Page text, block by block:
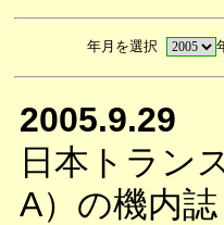
年月を選択
2005.9.29
日本トラン
A）の機内